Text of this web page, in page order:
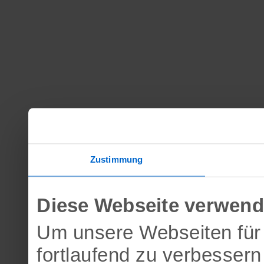
Zustimmung
Diese Webseite
Um unsere Webseiten
fortlaufend zu